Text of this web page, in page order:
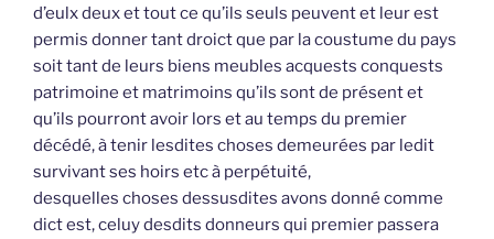
d’eulx deux et tout ce qu’ils seuls peuvent et leur est
permis donner tant droict que par la coustume du pays
soit tant de leurs biens meubles acquests conquests
patrimoine et matrimoins qu’ils sont de présent et
qu’ils pourront avoir lors et au temps du premier
décédé, à tenir lesdites choses demeurées par ledit
survivant ses hoirs etc à perpétuité,
desquelles choses dessusdites avons donné comme
dict est, celuy desdits donneurs qui premier passera